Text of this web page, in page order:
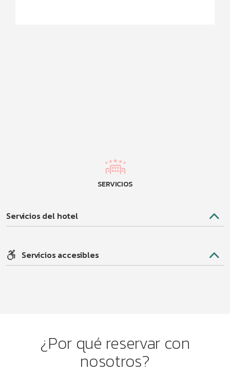
SERVICIOS
Servicios del hotel
Servicios accesibles
¿Por qué reservar con
nosotros?